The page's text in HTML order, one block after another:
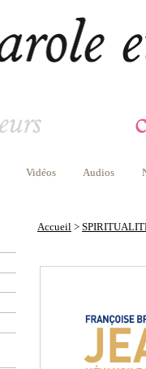
Vidéos Audios
Accueil >